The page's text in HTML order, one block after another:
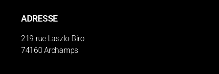
ADRESSE
219 rue Laszlo Biro
74160 Archamps